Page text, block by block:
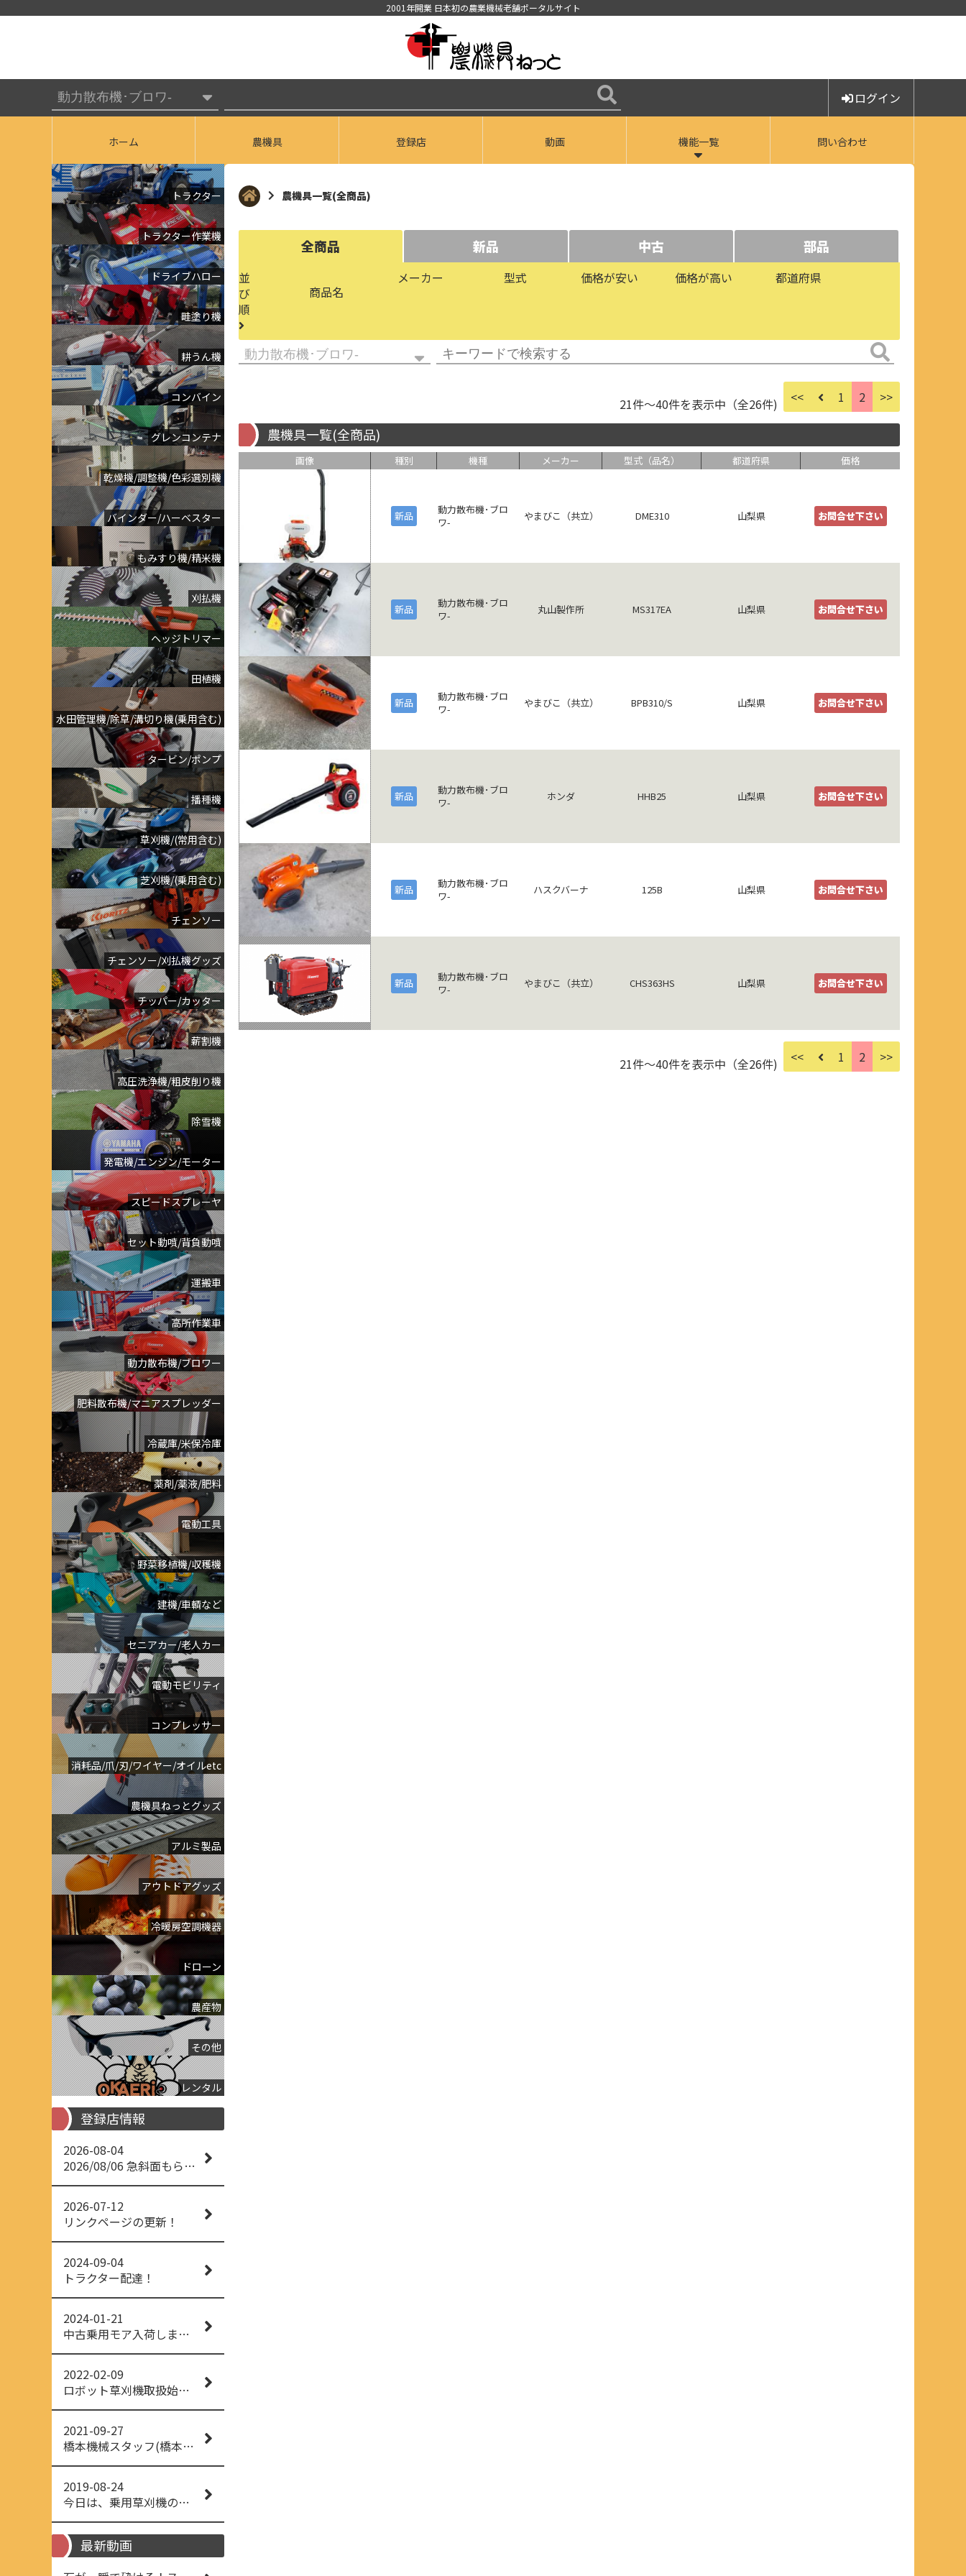
2001年開業 日本初の農業機械老舗ポータルサイト
ログイン
ホーム 農機具 登録店 動画 機能一覧 問い合わせ
トラクター
トラクター作業機
ドライブハロー
畦塗り機
耕うん機
コンバイン
グレンコンテナ
乾燥機/調整機/色彩選別機
バインダー/ハーベスター
もみすり機/精米機
刈払機
ヘッジトリマー
田植機
水田管理機/除草/溝切り機(乗用含む)
タービン/ポンプ
播種機
草刈機/(常用含む)
芝刈機/(乗用含む)
チェンソー
チェンソー/刈払機グッズ
チッパー/カッター
薪割機
高圧洗浄機/粗皮削り機
除雪機
発電機/エンジン/モーター
スピードスプレーヤ
セット動噴/背負動噴
運搬車
高所作業車
動力散布機/ブロワー
肥料散布機/マニアスプレッダー
冷蔵庫/米保冷庫
薬剤/薬液/肥料
電動工具
野菜移植機/収穫機
建機/車輌など
セニアカー/老人カー
電動モビリティ
コンプレッサー
消耗品/爪/刃/ワイヤー/オイルetc
農機具ねっとグッズ
アルミ製品
アウトドアグッズ
冷暖房空調機器
ドローン
農産物
その他
レンタル
登録店情報
2026-08-04
2026/08/06 急斜面もらくらく草刈り
2026-07-12
リンクページの更新！
2024-09-04
トラクター配達！
2024-01-21
中古乗用モア入荷しました！
2022-02-09
ロボット草刈機取扱始めました！
2021-09-27
橋本機械スタッフ(橋本機械(株))
2019-08-24
今日は、乗用草刈機の納品でした！ 流行りの、4WD！ #イセキアグリ #オーレック #四駆 #増税間近
最新動画
農機具一覧(全商品)
全商品 新品 中古 部品
並
び
順
商品名
メーカー 型式 価格が安い 価格が高い 都道府県
21件～40件を表示中（全26件) << 1 2 >>
農機具一覧(全商品)
画像 種別 機種 メーカー 型式（品名） 都道府県 価格
新品
動力散布機･ブロ
ワ-
やまびこ（共立） DME310 山梨県 お問合せ下さい
新品
動力散布機･ブロ
ワ-
丸山製作所 MS317EA 山梨県 お問合せ下さい
新品
動力散布機･ブロ
ワ-
やまびこ（共立） BPB310/S 山梨県 お問合せ下さい
新品
動力散布機･ブロ
ワ-
ホンダ HHB25 山梨県 お問合せ下さい
新品
動力散布機･ブロ
ワ-
ハスクバーナ 125B 山梨県 お問合せ下さい
新品
動力散布機･ブロ
ワ-
やまびこ（共立） CHS363HS 山梨県 お問合せ下さい
21件～40件を表示中（全26件) << 1 2 >>